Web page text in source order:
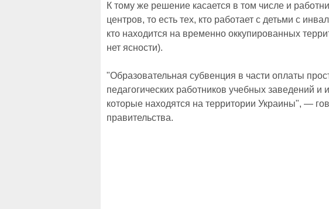
К тому же решение касается в том числе и
центров, то есть тех, кто работает с детьми с
кто находится на временно оккупированных
нет ясности).
"Образовательная субвенция в части оплаты
педагогических работников учебных заведений
которые находятся на территории Украины", —
правительства.